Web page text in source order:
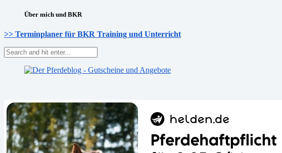
Über mich und BKR
>> Terminplaner für BKR Training und Unterricht